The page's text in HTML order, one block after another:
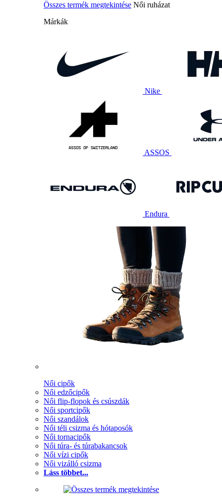
Összes termék megtekintése Női ruházat
Márkák
Nike
ASSOS
Endura
Női cipők
Női edzőcipők
Női flip-flopok és csúszdák
Női sportcipők
Női szandálok
Női téli csizma és hótaposók
Női tornacipők
Női túra- és túrabakancsok
Női vízi cipők
Női vizálló csizma
Láss többet...